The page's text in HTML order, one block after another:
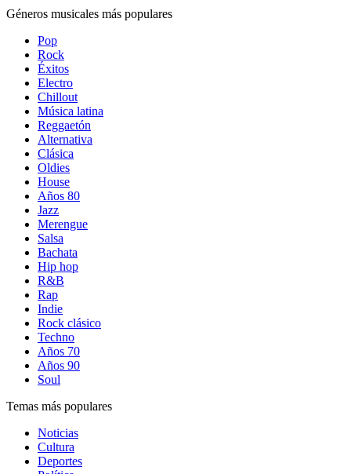
Géneros musicales más populares
Pop
Rock
Éxitos
Electro
Chillout
Música latina
Reggaetón
Alternativa
Clásica
Oldies
House
Años 80
Jazz
Merengue
Salsa
Bachata
Hip hop
R&B
Rap
Indie
Rock clásico
Techno
Años 70
Años 90
Soul
Temas más populares
Noticias
Cultura
Deportes